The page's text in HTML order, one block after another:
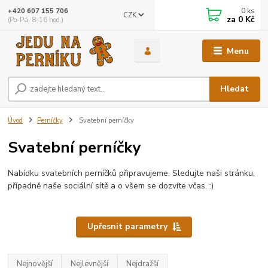
Menu
CZK
Hledat
+420 607 155 706
(Po-Pá, 8-16 hod.)
0 ks
za 0 Kč
Úvod Perníčky Svatební perníčky
Svatební perníčky
Nabídku svatebních perníčků připravujeme. Sledujte naši stránku,
případně naše sociální sítě a o všem se dozvíte včas. :)
Upřesnit parametry
Nejnovější Nejlevnější Nejdražší